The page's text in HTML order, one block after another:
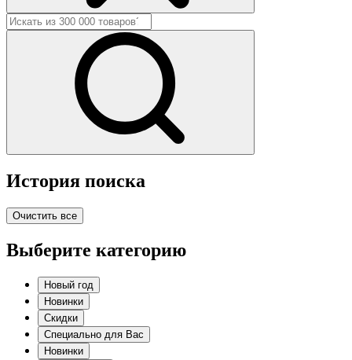
История поиска
Очистить все
Выберите категорию
Новый год
Новинки
Скидки
Специально для Вас
Новинки